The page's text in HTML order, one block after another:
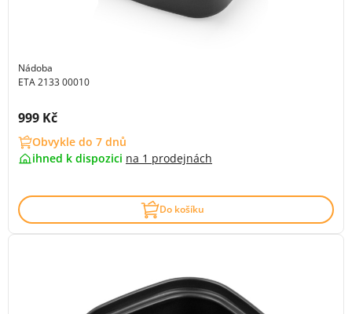
Nádoba
ETA 2133 00010
Cena s DPH:
999 Kč
Obvykle do 7 dnů
ihned k dispozici na 1 prodejnách
Do košíku